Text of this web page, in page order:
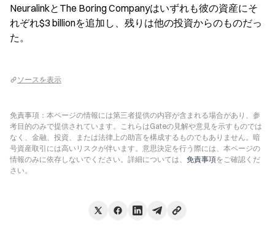
NeuralinkとThe Boring Companyはいずれも彼の資産にそ
れぞれ$3 billionを追加し、残りは他の投資からのものだっ
た。
ソースを表示
免責事項：本ページの情報には第三者提供の内容が含まれる場合があり、参
考目的のみで提供されています。これらはGateの見解や意見を示すものでは
なく、金融、投資、または法律上の助言を構成するものでもありません。暗
号資産取引には高いリスクが伴います。意思決定を行う際には、本ページの
情報のみに依存しないでください。詳細については、 免責事項をご確認くだ
さい。